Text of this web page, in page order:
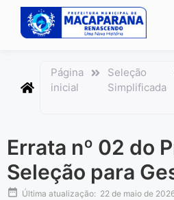
conteúdo
Página
inicial
Seleção
Simplificada
Errata nº 02 do
Seleção para
Última atualização: 22 de maio de